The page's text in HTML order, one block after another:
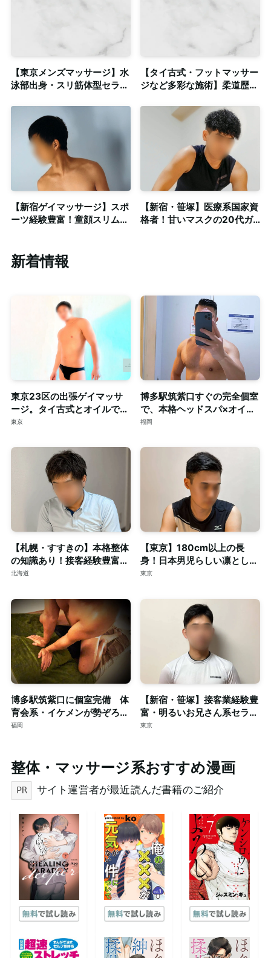
【東京メンズマッサージ】水
泳部出身・スリ筋体型セラピ
◎出張対応
【タイ古式・フットマッサー
ジなど多彩な施術】柔道歴
ルマッサージ＆ボディケア◎
個室あり・出張可
【新宿ゲイマッサージ】スポ
ーツ経験豊富！童顔スリム系
【新宿・笹塚】医療系国家資
格者！甘いマスクの20代ガ
新着情報
東京23区の出張ゲイマッサ
ージ。タイ古式とオイルで心
身を深く整える至福のリラク
東京
博多駅筑紫口すぐの完全個室
で、本格ヘッドスパ×オイル
マッサージ。ご予約はDMで
福岡
【札幌・すすきの】本格整体
の知識あり！接客経験豊富な
短髪筋トレ男子によるゲイマ
北海道
【東京】180cm以上の長
身！日本男児らしい凛とした
顔立ちの20代◎個室完備
東京
博多駅筑紫口に個室完備 体
育会系・イケメンが勢ぞろ
い！！只今、新規スタッフも
福岡
【新宿・笹塚】接客業経験豊
富・明るいお兄さん系セラピ
ストによる本格ゲイマッサー
東京
整体・マッサージ系おすすめ漫画
PR サイト運営者が最近読んだ書籍のご紹介